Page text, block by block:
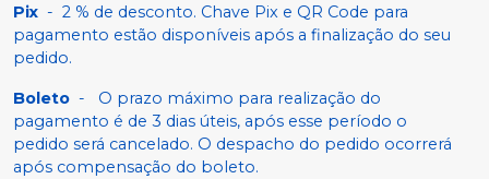
Pix - 2 % de desconto. Chave Pix e QR Code para
pagamento estão disponíveis após a finalização do seu
pedido.
Boleto -
O prazo máximo para realização do
pagamento é de 3 dias úteis, após esse período o
pedido será cancelado. O despacho do pedido ocorrerá
após compensação do boleto.